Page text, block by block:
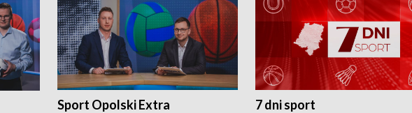
Sport Opolski Extra 7 dni sport